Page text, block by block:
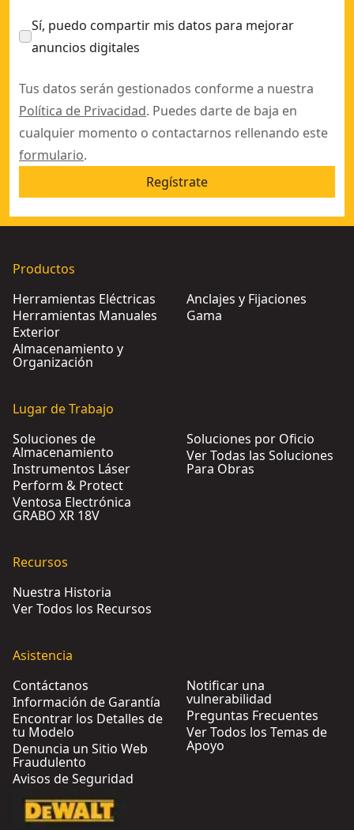
Sí, puedo compartir mis datos para mejorar
anuncios digitales
Tus datos serán gestionados conforme a nuestra
Política de Privacidad. Puedes darte de baja en
cualquier momento o contactarnos rellenando este
formulario.
Regístrate
Productos
Herramientas Eléctricas
Herramientas Manuales
Exterior
Almacenamiento y
Organización
Anclajes y Fijaciones
Gama
Lugar de Trabajo
Soluciones de
Almacenamiento
Instrumentos Láser
Perform & Protect
Ventosa Electrónica
GRABO XR 18V
Soluciones por Oficio
Ver Todas las Soluciones
Para Obras
Recursos
Nuestra Historia
Ver Todos los Recursos
Asistencia
Contáctanos
Información de Garantía
Encontrar los Detalles de
tu Modelo
Denuncia un Sitio Web
Fraudulento
Avisos de Seguridad
Notificar una
vulnerabilidad
Preguntas Frecuentes
Ver Todos los Temas de
Apoyo